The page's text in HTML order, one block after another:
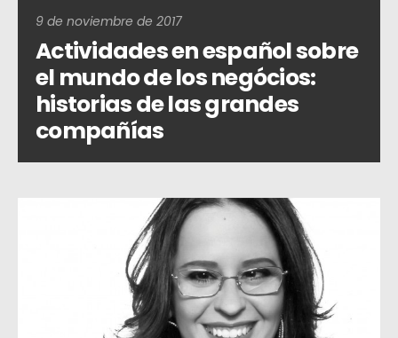
9 de noviembre de 2017
Actividades en español sobre
el mundo de los negócios:
historias de las grandes
compañías